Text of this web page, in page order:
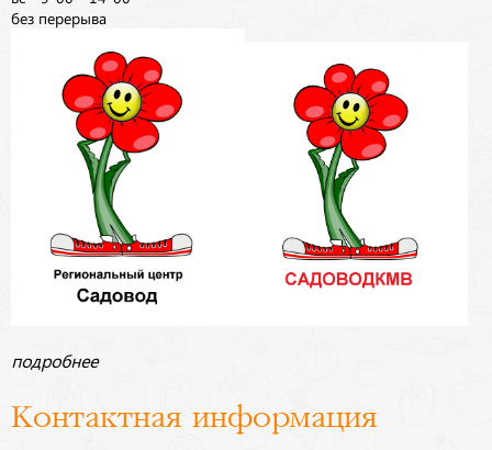
без перерыва
подробнее
Контактная информация